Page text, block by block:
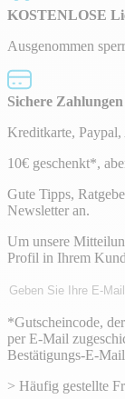
KOSTENLOSE
Ausgenommen
Sichere Zahlungen
Kreditkarte,
Newsletter
10€ geschenkt*,
Gute Tipps,
Newsletter an.
Um unsere
Profil in Ihrem
E-
Adresse
*Gutscheincode,
per E-Mail
Bestätigungs-E-
> Häufig gestellte